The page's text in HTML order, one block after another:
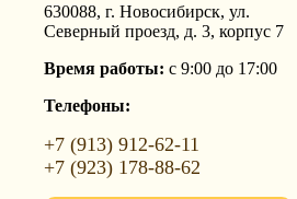
630088, г. Новосибирск, ул.
Северный проезд, д. 3, корпус 7
Время работы: с 9:00 до 17:00
Телефоны:
+7 (913) 912-62-11
+7 (923) 178-88-62